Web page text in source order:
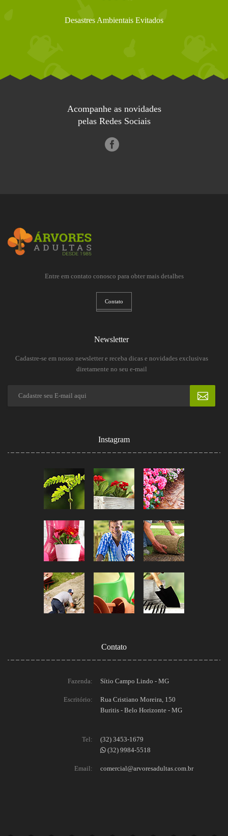
Desastres Ambientais Evitados
Acompanhe as novidades
pelas Redes Sociais
Entre em contato conosco para obter mais detalhes
Contato
Newsletter
Cadastre-se em nosso newsletter e receba dicas e novidades exclusivas
diretamente no seu e-mail
Instagram
Contato
Fazenda: Sítio Campo Lindo - MG
Escritório:
Rua Cristiano Moreira, 150
Buritis - Belo Horizonte - MG
Tel:
(32) 3453-1679
(32) 9984-5518
Email: comercial@arvoresadultas.com.br